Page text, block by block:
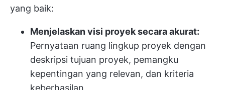
yang baik:
Menjelaskan visi proyek secara akurat:
Pernyataan ruang lingkup proyek dengan
deskripsi tujuan proyek, pemangku
kepentingan yang relevan, dan kriteria
keberhasilan